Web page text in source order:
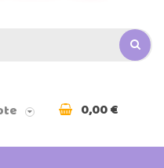
0,00 €